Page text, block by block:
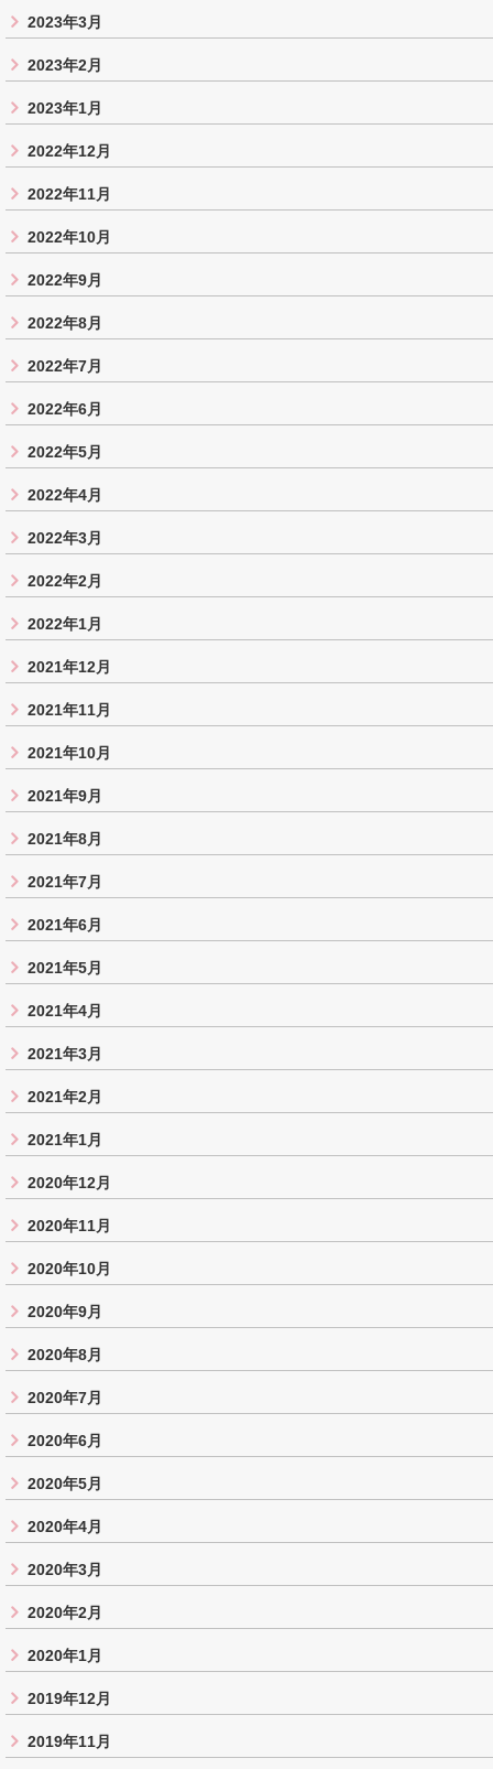
2023年3月
2023年2月
2023年1月
2022年12月
2022年11月
2022年10月
2022年9月
2022年8月
2022年7月
2022年6月
2022年5月
2022年4月
2022年3月
2022年2月
2022年1月
2021年12月
2021年11月
2021年10月
2021年9月
2021年8月
2021年7月
2021年6月
2021年5月
2021年4月
2021年3月
2021年2月
2021年1月
2020年12月
2020年11月
2020年10月
2020年9月
2020年8月
2020年7月
2020年6月
2020年5月
2020年4月
2020年3月
2020年2月
2020年1月
2019年12月
2019年11月